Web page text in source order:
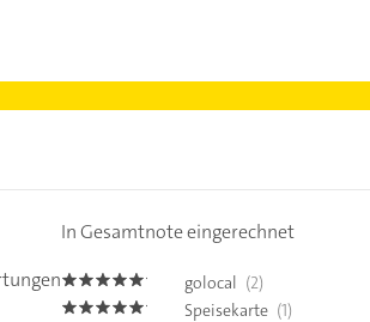
In Gesamtnote eingerechnet
5.0 golocal (2)
5.0 Speisekarte (1)